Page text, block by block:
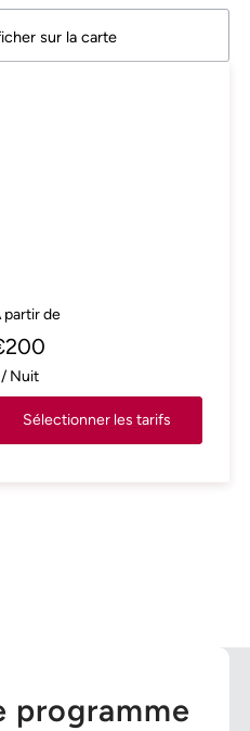
sur la carte
partir de
200
/ Nuit
Sélectionner les tarifs
programme